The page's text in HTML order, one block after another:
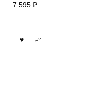
7 595 ₽